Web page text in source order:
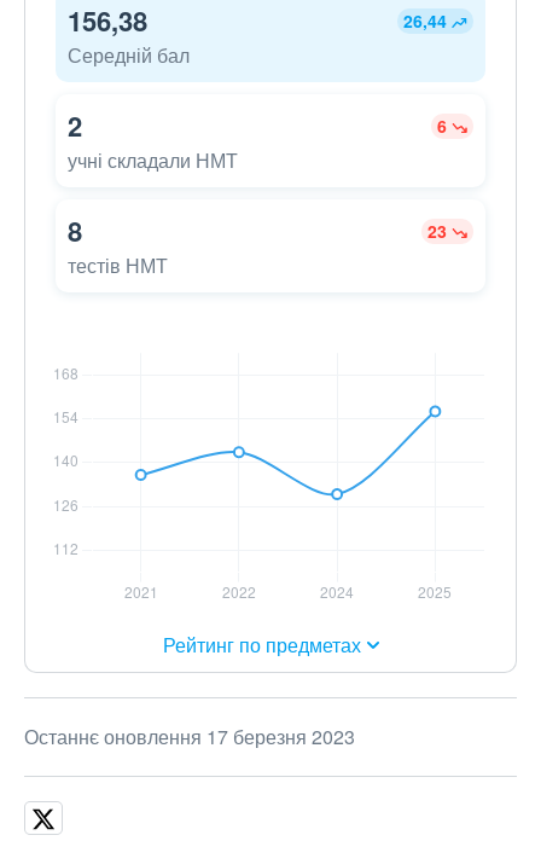
156,38 26,44
Середній бал
2 6
учні складали НМТ
8 23
тестів НМТ
Рейтинг по предметах
Останнє оновлення 17 березня 2023